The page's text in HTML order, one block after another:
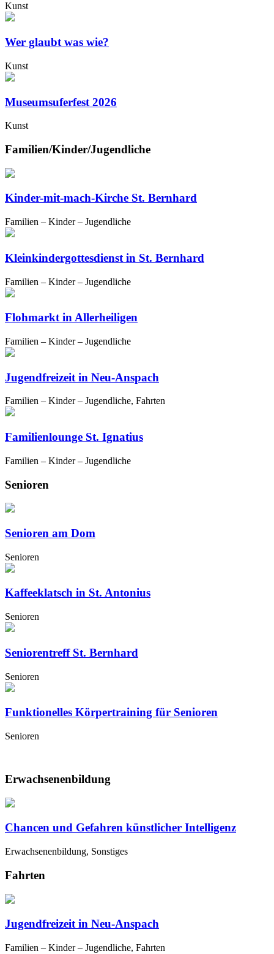
Kunst
Wer glaubt was wie?
Kunst
Museumsuferfest 2026
Kunst
Familien/Kinder/Jugendliche
Kinder-mit-mach-Kirche St. Bernhard
Familien – Kinder – Jugendliche
Kleinkindergottesdienst in St. Bernhard
Familien – Kinder – Jugendliche
Flohmarkt in Allerheiligen
Familien – Kinder – Jugendliche
Jugendfreizeit in Neu-Anspach
Familien – Kinder – Jugendliche, Fahrten
Familienlounge St. Ignatius
Familien – Kinder – Jugendliche
Senioren
Senioren am Dom
Senioren
Kaffeeklatsch in St. Antonius
Senioren
Seniorentreff St. Bernhard
Senioren
Funktionelles Körpertraining für Senioren
Senioren
Erwachsenenbildung
Chancen und Gefahren künstlicher Intelligenz
Erwachsenenbildung, Sonstiges
Fahrten
Jugendfreizeit in Neu-Anspach
Familien – Kinder – Jugendliche, Fahrten